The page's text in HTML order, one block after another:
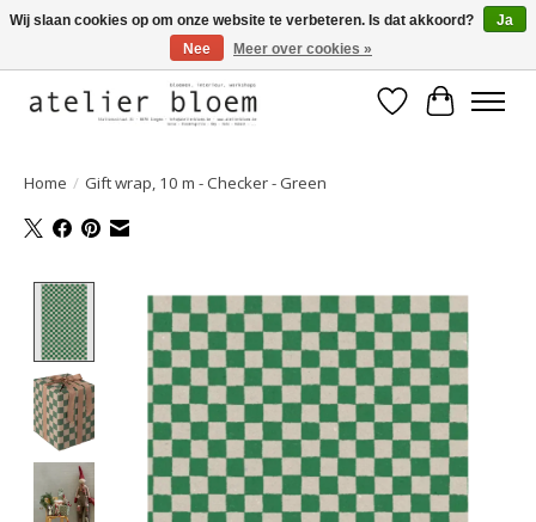
Welkom bij Atelier Bloem
Verlanglijst
Home / Gift wrap, 10 m - Checker - Green
Product image slideshow Items
Wij slaan cookies op om onze website te verbeteren. Is dat akkoord?
Ja
Nee
Meer over cookies »